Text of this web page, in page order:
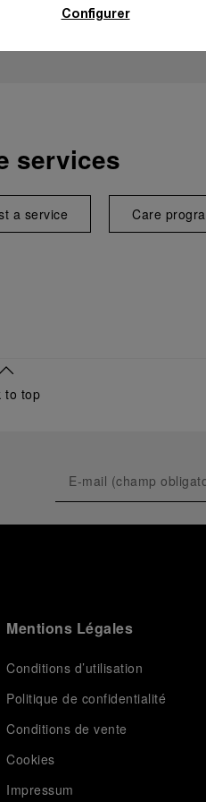
services
a service Care
to top
Mentions Légales
Conditions d’utilisation
Politique de confidentialité
Conditions de vente
Cookies
Impressum
Configurer